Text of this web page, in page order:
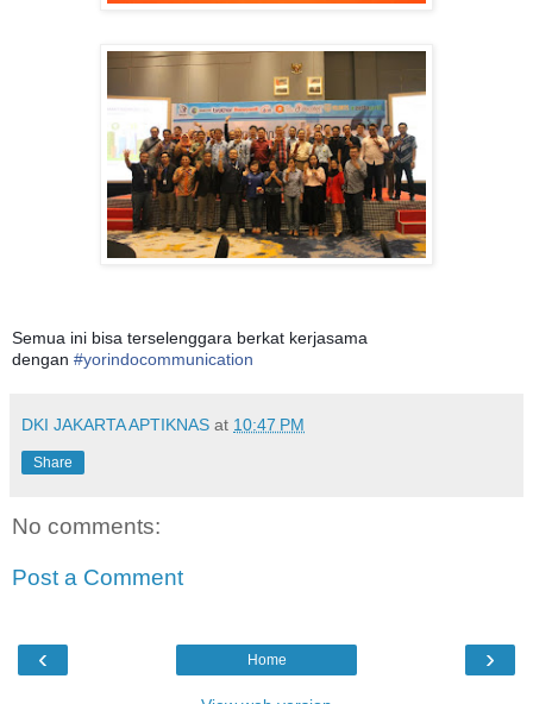
Semua ini bisa terselenggara berkat kerjasama
dengan #yorindocommunication
DKI JAKARTA APTIKNAS at 10:47 PM
Share
No comments:
Post a Comment
‹ ›
Home